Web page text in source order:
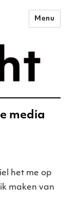
het
Menu
media
het me op
maken van